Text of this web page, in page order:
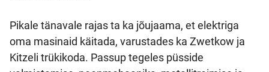
Pikale tänavale rajas ta ka jõujaama, et elektriga
oma masinaid käitada, varustades ka Zwetkow ja
Kitzeli trükikoda. Passup tegeles püsside